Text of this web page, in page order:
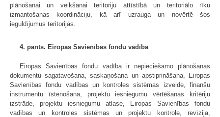
plānošanai un veikšanai teritoriju attīstībā un teritoriālo rīku
izmantošanas koordināciju, kā arī uzrauga un novērtē šos
ieguldījumus teritorijās.
4. pants. Eiropas Savienības fondu vadība
Eiropas Savienības fondu vadība ir nepieciešamo plānošanas
dokumentu sagatavošana, saskaņošana un apstiprināšana, Eiropas
Savienības fondu vadības un kontroles sistēmas izveide, finanšu
instrumentu īstenošana, projektu iesniegumu vērtēšanas kritēriju
izstrāde, projektu iesniegumu atlase, Eiropas Savienības fondu
vadības un kontroles sistēmas un projektu kontrole, revīzija,